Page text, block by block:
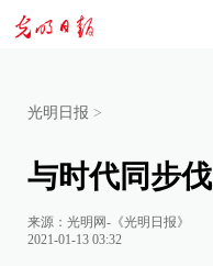
光明日报 >
与时代同步
来源： 光明网-《光明日报》
2021-01-13 03:32